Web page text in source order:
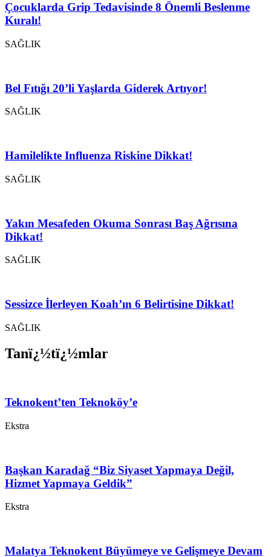
Çocuklarda Grip Tedavisinde 8 Önemli Beslenme
Kuralı!
SAĞLIK
Bel Fıtığı 20’li Yaşlarda Giderek Artıyor!
SAĞLIK
Hamilelikte Influenza Riskine Dikkat!
SAĞLIK
Yakın Mesafeden Okuma Sonrası Baş Ağrısına
Dikkat!
SAĞLIK
Sessizce İlerleyen Koah’ın 6 Belirtisine Dikkat!
SAĞLIK
Tanï¿½tï¿½mlar
Teknokent’ten Teknoköy’e
Ekstra
Başkan Karadağ “Biz Siyaset Yapmaya Değil,
Hizmet Yapmaya Geldik”
Ekstra
Malatya Teknokent Büyümeye ve Gelişmeye Devam